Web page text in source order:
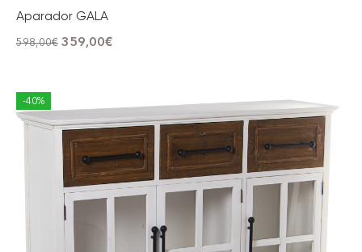
Aparador GALA
598,00€ 359,00€
-40%